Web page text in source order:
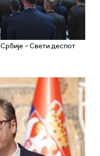
– Свети деспот